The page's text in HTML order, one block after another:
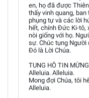
en, họ đã được
thấy vinh quang,
phụng tự và các lời
hết, chính Đức Ki-tô,
nòi giống với họ.
sự. Chúc tụng Người
Đó là Lời Chúa.
TUNG HÔ TIN
Alleluia. Alleluia.
Mong đợi Chúa, tôi
Alleluia.